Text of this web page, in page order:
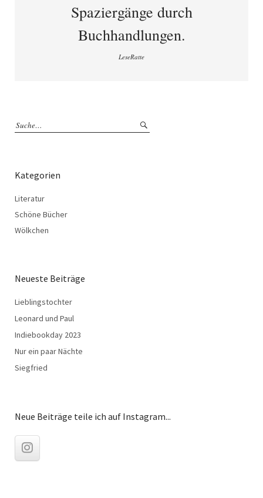
Spaziergänge durch
Buchhandlungen.
LeseRatte
Kategorien
Literatur
Schöne Bücher
Wölkchen
Neueste Beiträge
Lieblingstochter
Leonard und Paul
Indiebookday 2023
Nur ein paar Nächte
Siegfried
Neue Beiträge teile ich auf Instagram...